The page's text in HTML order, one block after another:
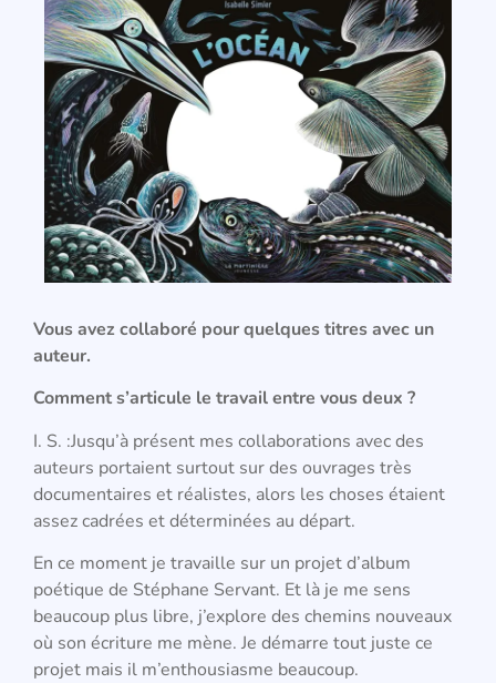
Vous avez collaboré pour quelques titres avec un
auteur.
Comment s’articule le travail entre vous deux ?
I. S. :Jusqu’à présent mes collaborations avec des
auteurs portaient surtout sur des ouvrages très
documentaires et réalistes, alors les choses étaient
assez cadrées et déterminées au départ.
En ce moment je travaille sur un projet d’album
poétique de Stéphane Servant. Et là je me sens
beaucoup plus libre, j’explore des chemins nouveaux
où son écriture me mène. Je démarre tout juste ce
projet mais il m’enthousiasme beaucoup.